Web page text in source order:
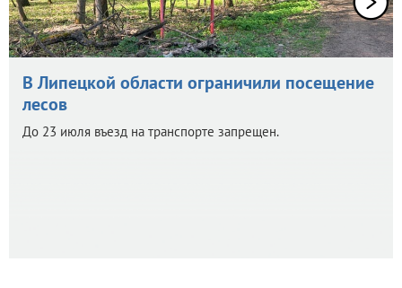
В Липецкой области ограничили посещение
лесов
До 23 июля въезд на транспорте запрещен.